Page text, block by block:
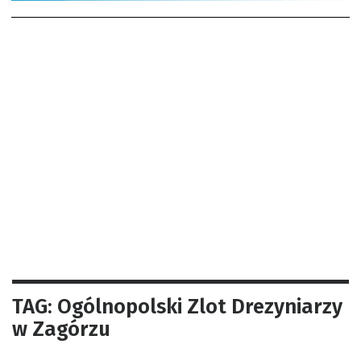
TAG: Ogólnopolski Zlot Drezyniarzy
w Zagórzu